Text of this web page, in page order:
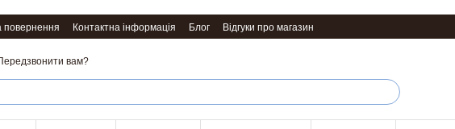
повернення Контактна інформація Блог Відгуки про магазин
вам?